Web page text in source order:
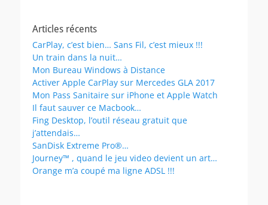
Articles récents
CarPlay, c’est bien… Sans Fil, c’est mieux !!!
Un train dans la nuit…
Mon Bureau Windows à Distance
Activer Apple CarPlay sur Mercedes GLA 2017
Mon Pass Sanitaire sur iPhone et Apple Watch
Il faut sauver ce Macbook…
Fing Desktop, l’outil réseau gratuit que
j’attendais…
SanDisk Extreme Pro®…
Journey™ , quand le jeu video devient un art…
Orange m’a coupé ma ligne ADSL !!!